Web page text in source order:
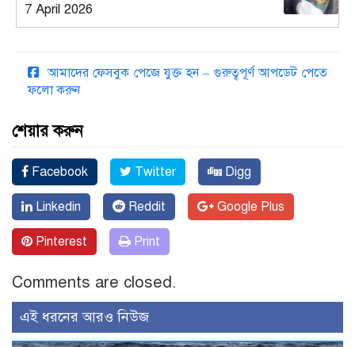
7 April 2026
আমাদের ফেসবুক পেজে যুক্ত হন – গুরুত্বপূর্ণ আপডেট পেতে
ফলো করুন
শেয়ার করুন
Facebook Twitter Digg
Linkedin Reddit Google Plus
Pinterest Print
Comments are closed.
এই ধরনের আরও নিউজ